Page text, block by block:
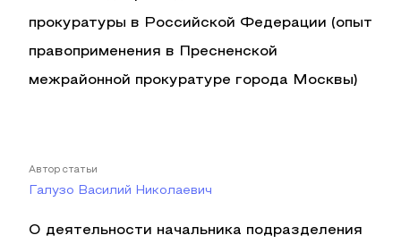
прокуратуры в Российской Федерации (опыт
правоприменения в Пресненской
межрайонной прокуратуре города Москвы)
Автор статьи
Галузо Василий Николаевич
О деятельности начальника подразделения